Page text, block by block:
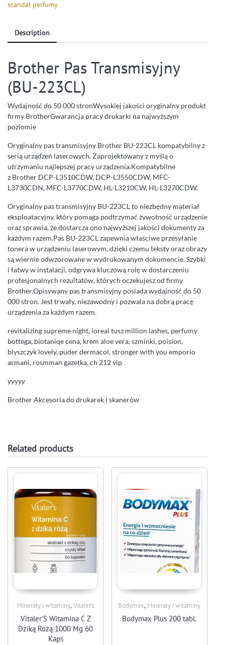
scandal perfumy
Description
Brother Pas Transmisyjny
(BU-223CL)
Wydajność do 50 000 stronWysokiej jakości oryginalny produkt
firmy BrotherGwarancja pracy drukarki na najwyższym
poziomie
Oryginalny pas transmisyjny Brother BU-223CL kompatybilny z
serią urządzeń laserowych. Zaprojektowany z myślą o
utrzymaniu najlepszej pracy urządzenia.Kompatybilne
z Brother DCP-L3510CDW, DCP-L3550CDW, MFC-
L3730CDN, MFC-L3770CDW, HL-L3210CW, HL-L3270CDW.
Oryginalny pas transmisyjny BU-223CL to niezbędny materiał
eksploatacyjny, który pomaga podtrzymać żywotność urządzenie
oraz sprawia, że dostarcza ono najwyższej jakości dokumenty za
każdym razem.Pas BU-223CL zapewnia właściwe przesyłanie
tonera w urządzeniu laserowym, dzięki czemu teksty oraz obrazy
są wiernie odwzorowane w wydrukowanym dokumencie. Szybki
i łatwy w instalacji, odgrywa kluczową rolę w dostarczeniu
profesjonalnych rezultatów, których oczekujesz od firmy
Brother.Opisywany pas transmisyjny posiada wydajność do 50
000 stron. Jest trwały, niezawodny i pozwala na dobrą pracę
urządzenia za każdym razem.
revitalizing supreme night, loreal tusz million lashes, perfumy
bottega, biotaniqe cena, krem aloe vera, szminki, poision,
blyszczyk lovely, puder dermacol, stronger with you emporio
armani, rosmman gazetka, ch 212 vip
yyyyy
Brother Akcesoria do drukarek i skanerów
Related products
Minerały i witaminy,Vitaler's
Vitaler’S Witamina C Z
Dziką Różą 1000 Mg 60
Kaps
Bodymax, Minerały i witaminy
Bodymax Plus 200 tabl.